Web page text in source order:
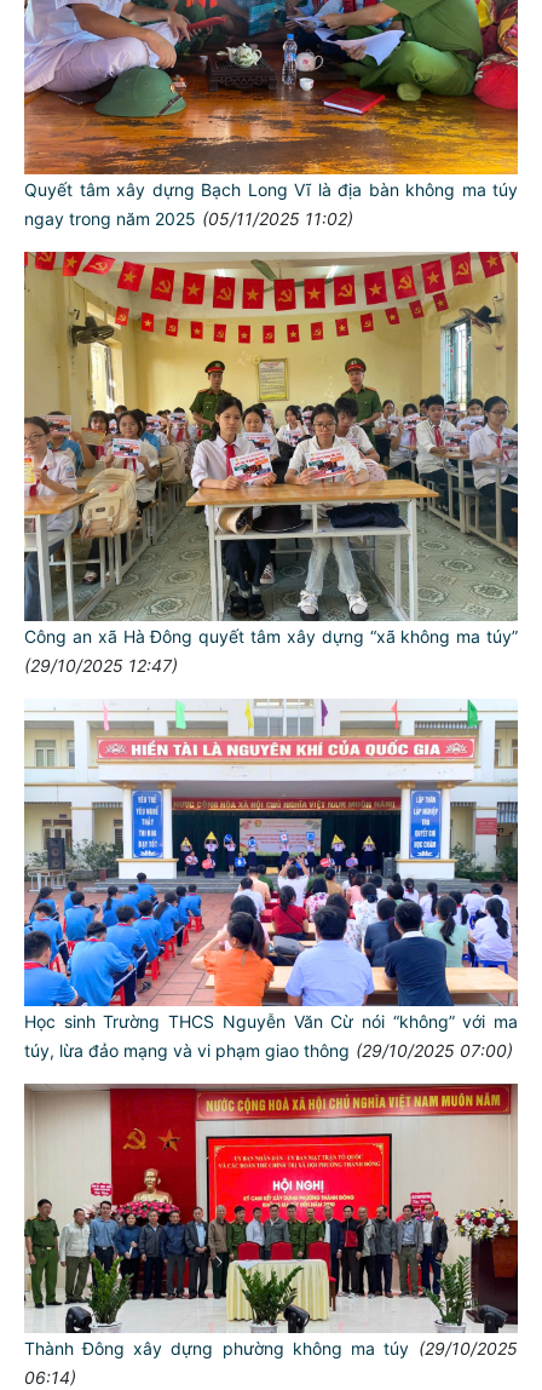
Quyết tâm xây dựng Bạch Long Vĩ là địa bàn không ma túy
ngay trong năm 2025 (05/11/2025 11:02)
Công an xã Hà Đông quyết tâm xây dựng “xã không ma túy”
(29/10/2025 12:47)
Học sinh Trường THCS Nguyễn Văn Cừ nói “không” với ma
túy, lừa đảo mạng và vi phạm giao thông (29/10/2025 07:00)
Thành Đông xây dựng phường không ma túy (29/10/2025
06:14)